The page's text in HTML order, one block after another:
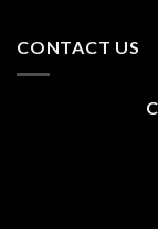
CONTACT US